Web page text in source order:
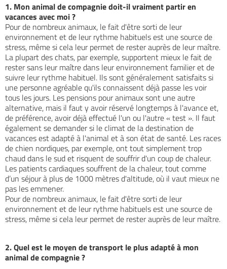
1. Mon animal de compagnie doit-il vraiment partir en
vacances avec moi ?
Pour de nombreux animaux, le fait d'être sorti de leur
environnement et de leur rythme habituels est une source de
stress, même si cela leur permet de rester auprès de leur maître.
La plupart des chats, par exemple, supportent mieux le fait de
rester sans leur maître dans leur environnement familier et de
suivre leur rythme habituel. Ils sont généralement satisfaits si
une personne agréable qu'ils connaissent déjà passe les voir
tous les jours. Les pensions pour animaux sont une autre
alternative, mais il faut y avoir réservé longtemps à l'avance et,
de préférence, avoir déjà effectué l'un ou l'autre « test ». Il faut
également se demander si le climat de la destination de
vacances est adapté à l'animal et à son état de santé. Les races
de chien nordiques, par exemple, ont tout simplement trop
chaud dans le sud et risquent de souffrir d'un coup de chaleur.
Les patients cardiaques souffrent de la chaleur, tout comme
d’un séjour à plus de 1000 mètres d'altitude, où il vaut mieux ne
pas les emmener.
Pour de nombreux animaux, le fait d'être sorti de leur
environnement et de leur rythme habituels est une source de
stress, même si cela leur permet de rester auprès de leur maître.
2. Quel est le moyen de transport le plus adapté à mon
animal de compagnie ?